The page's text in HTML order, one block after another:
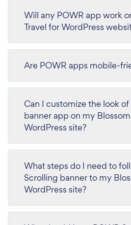
Will any POWR app work
Travel for WordPress
Are POWR apps mobile-
Can I customize the look
banner app on my
WordPress site?
What steps do I need to
Scrolling banner to my
WordPress site?